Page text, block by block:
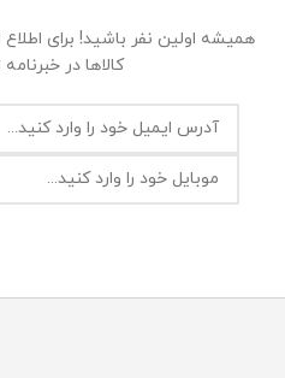
همیشه اولین نفر باشید! برای
کالاها در